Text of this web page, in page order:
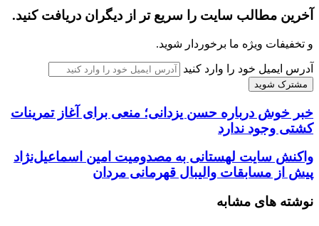
آخرین مطالب سایت را سریع تر از دیگران دریافت کنید.
و تخفیفات ویژه ما برخوردار شوید.
آدرس ایمیل خود را وارد کنید
خبر خوش درباره حسن یزدانی؛ منعی برای آغاز تمرینات
کشتی وجود ندارد
واکنش سایت لهستانی به مصدومیت امین اسماعیل‌نژاد
پیش از مسابقات والیبال قهرمانی مردان
نوشته های مشابه